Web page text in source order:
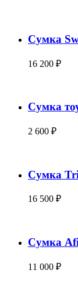
Сумка
16 200 ₽
Сумка
2 600 ₽
Сумка
16 500 ₽
Сумка
11 000 ₽